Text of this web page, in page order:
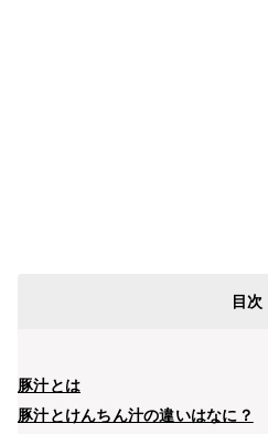
目次
豚汁とは
豚汁とけんちん汁の違いはなに？